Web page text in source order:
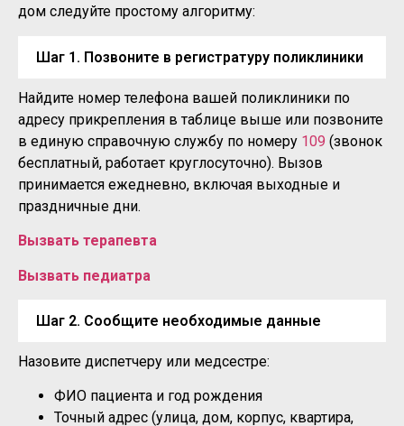
дом следуйте простому алгоритму:
Шаг 1. Позвоните в регистратуру поликлиники
Найдите номер телефона вашей поликлиники по
адресу прикрепления в таблице выше или позвоните
в единую справочную службу по номеру 109 (звонок
бесплатный, работает круглосуточно). Вызов
принимается ежедневно, включая выходные и
праздничные дни.
Вызвать терапевта
Вызвать педиатра
Шаг 2. Сообщите необходимые данные
Назовите диспетчеру или медсестре:
ФИО пациента и год рождения
Точный адрес (улица, дом, корпус, квартира,